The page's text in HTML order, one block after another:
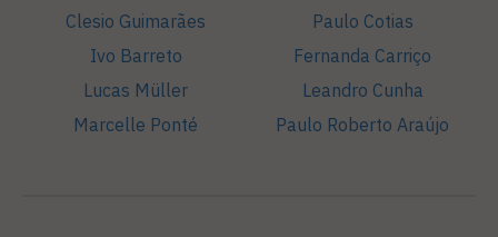
Clesio Guimarães
Ivo Barreto
Lucas Müller
Marcelle Ponté
Paulo Cotias
Fernanda Carriço
Leandro Cunha
Paulo Roberto Araújo